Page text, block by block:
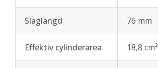
Slaglängd 76 mm
Effektiv cylinderarea 18,8 cm²